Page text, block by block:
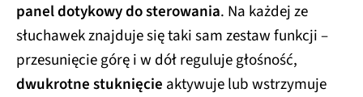
panel dotykowy do sterowania. Na każdej ze
słuchawek znajduje się taki sam zestaw funkcji –
przesunięcie górę i w dół reguluje głośność,
dwukrotne stuknięcie aktywuje lub wstrzymuje